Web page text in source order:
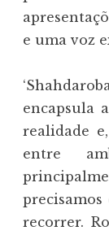
e uma voz
encapsula
realidade
entre
recorrer.